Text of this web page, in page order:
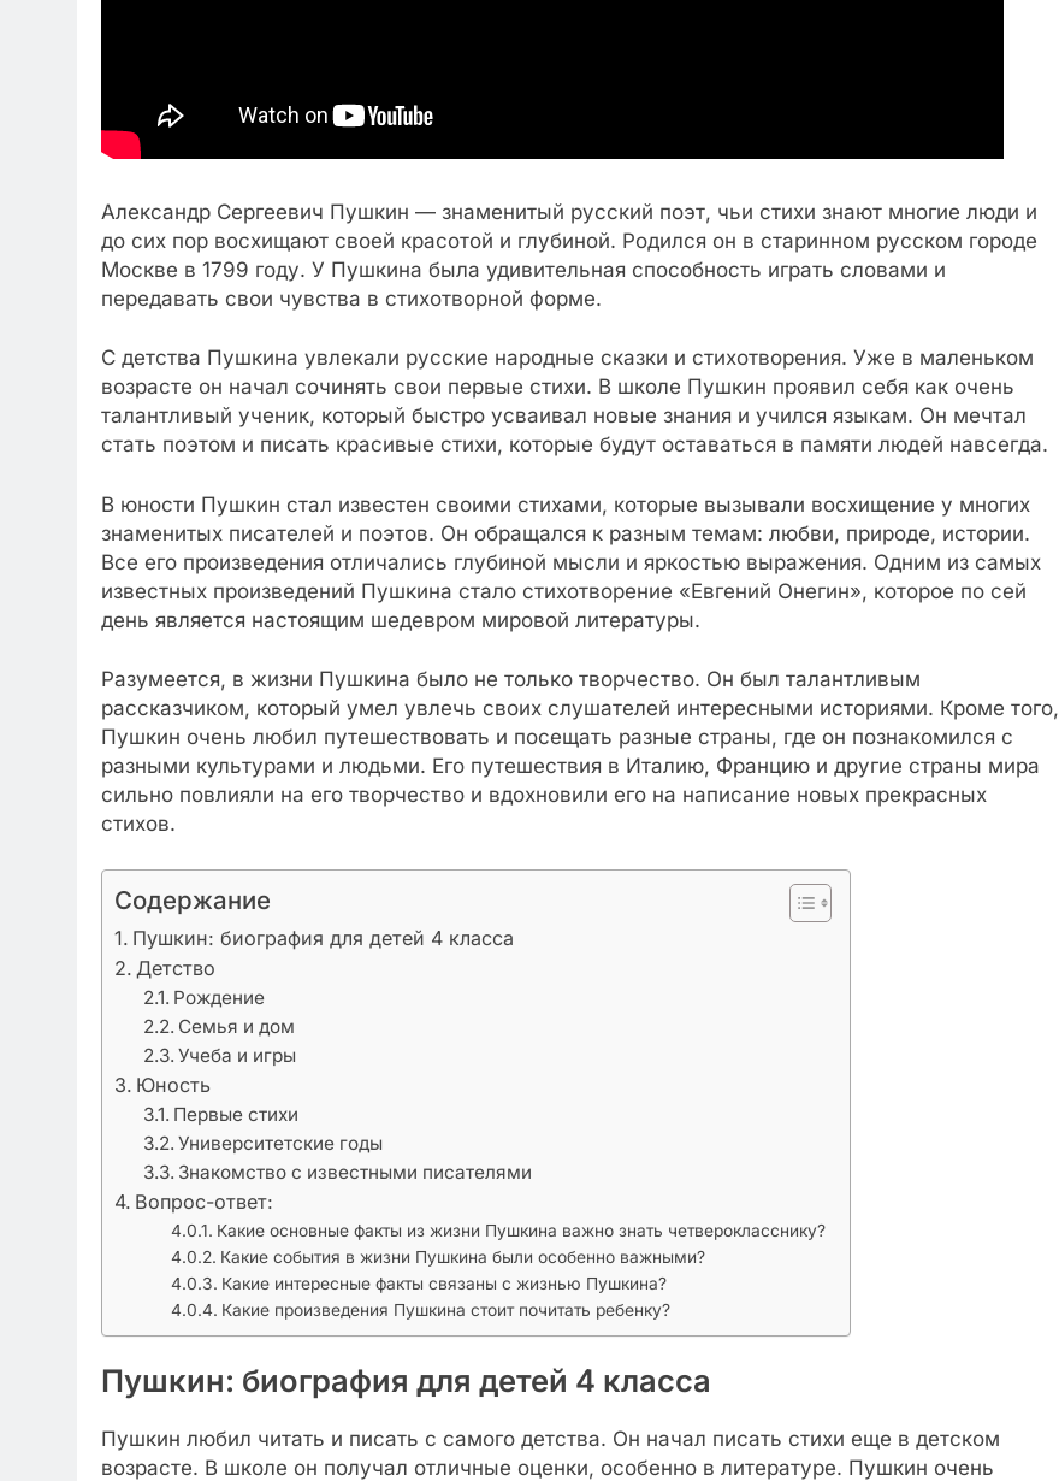
Александр Сергеевич Пушкин — знаменитый русский поэт, чьи стихи знают многие люди и
до сих пор восхищают своей красотой и глубиной. Родился он в старинном русском городе
Москве в 1799 году. У Пушкина была удивительная способность играть словами и
передавать свои чувства в стихотворной форме.
С детства Пушкина увлекали русские народные сказки и стихотворения. Уже в маленьком
возрасте он начал сочинять свои первые стихи. В школе Пушкин проявил себя как очень
талантливый ученик, который быстро усваивал новые знания и учился языкам. Он мечтал
стать поэтом и писать красивые стихи, которые будут оставаться в памяти людей навсегда.
В юности Пушкин стал известен своими стихами, которые вызывали восхищение у многих
знаменитых писателей и поэтов. Он обращался к разным темам: любви, природе, истории.
Все его произведения отличались глубиной мысли и яркостью выражения. Одним из самых
известных произведений Пушкина стало стихотворение «Евгений Онегин», которое по сей
день является настоящим шедевром мировой литературы.
Разумеется, в жизни Пушкина было не только творчество. Он был талантливым
рассказчиком, который умел увлечь своих слушателей интересными историями. Кроме того,
Пушкин очень любил путешествовать и посещать разные страны, где он познакомился с
разными культурами и людьми. Его путешествия в Италию, Францию и другие страны мира
сильно повлияли на его творчество и вдохновили его на написание новых прекрасных
стихов.
Содержание
Пушкин: биография для детей 4 класса
Детство
Рождение
Семья и дом
Учеба и игры
Юность
Первые стихи
Университетские годы
Знакомство с известными писателями
Вопрос-ответ:
Какие основные факты из жизни Пушкина важно знать четверокласснику?
Какие события в жизни Пушкина были особенно важными?
Какие интересные факты связаны с жизнью Пушкина?
Какие произведения Пушкина стоит почитать ребенку?
Пушкин: биография для детей 4 класса
Пушкин любил читать и писать с самого детства. Он начал писать стихи еще в детском
возрасте. В школе он получал отличные оценки, особенно в литературе. Пушкин очень